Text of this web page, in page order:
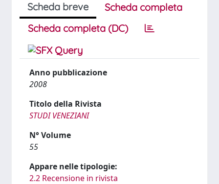
Scheda breve
Scheda completa
Scheda completa (DC)
Anno pubblicazione
2008
Titolo della Rivista
STUDI VENEZIANI
N° Volume
55
Appare nelle tipologie:
2.2 Recensione in rivista